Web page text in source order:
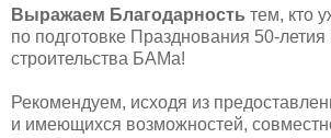
Выражаем Благодарность тем, кто
по подготовке Празднования 50-летия
строительства БАМа!
Рекомендуем, исходя из
и имеющихся возможностей,